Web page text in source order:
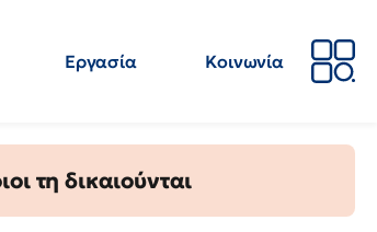
Εργασία
Κοινωνία
τη δικαιούνται